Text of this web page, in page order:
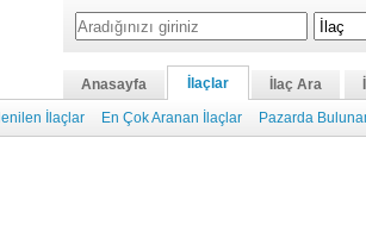
Anasayfa İlaçlar İlaç Ara
İlaçlar En Çok Aranan İlaçlar Pazarda